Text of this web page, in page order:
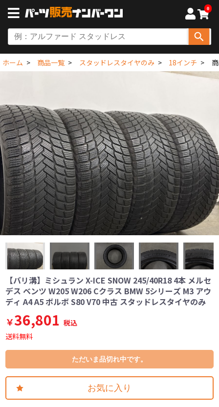
0
ホーム 商品一覧 スタッドレスタイヤのみ 18インチ
【バリ溝】ミシュラン X-ICE SNOW 245/40R18 4本 メルセ
デス ベンツ W205 W206 Cクラス BMW 5シリーズ M3 アウ
ディ A4 A5 ボルボ S80 V70 中古 スタッドレスタイヤのみ
￥36,801 税込
送料無料
ただいま品切れ中です。
お気に入り